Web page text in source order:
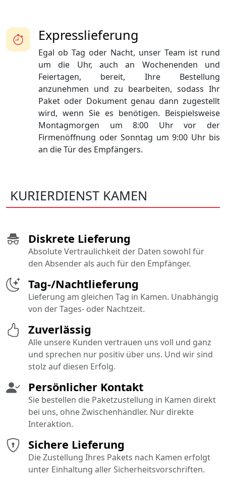
Expresslieferung
Egal ob Tag oder Nacht, unser Team ist rund
um die Uhr, auch an Wochenenden und
Feiertagen, bereit, Ihre Bestellung
anzunehmen und zu bearbeiten, sodass Ihr
Paket oder Dokument genau dann zugestellt
wird, wenn Sie es benötigen. Beispielsweise
Montagmorgen um 8:00 Uhr vor der
Firmenöffnung oder Sonntag um 9:00 Uhr bis
an die Tür des Empfängers.
KURIERDIENST KAMEN
Sichere Lieferung
Die Zustellung Ihres Pakets nach Kamen erfolgt
unter Einhaltung aller Sicherheitsvorschriften.
Diskrete Lieferung
Absolute Vertraulichkeit der Daten sowohl für
den Absender als auch für den Empfänger.
Tag-/Nachtlieferung
Lieferung am gleichen Tag in Kamen. Unabhängig
von der Tages- oder Nachtzeit.
Persönlicher Kontakt
Sie bestellen die Paketzustellung in Kamen direkt
bei uns, ohne Zwischenhändler. Nur direkte
Interaktion.
Zuverlässig
Alle unsere Kunden vertrauen uns voll und ganz
und sprechen nur positiv über uns. Und wir sind
stolz auf diesen Erfolg.